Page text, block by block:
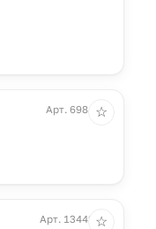
Арт. 6984.30
☆
Арт. 13442.40
☆